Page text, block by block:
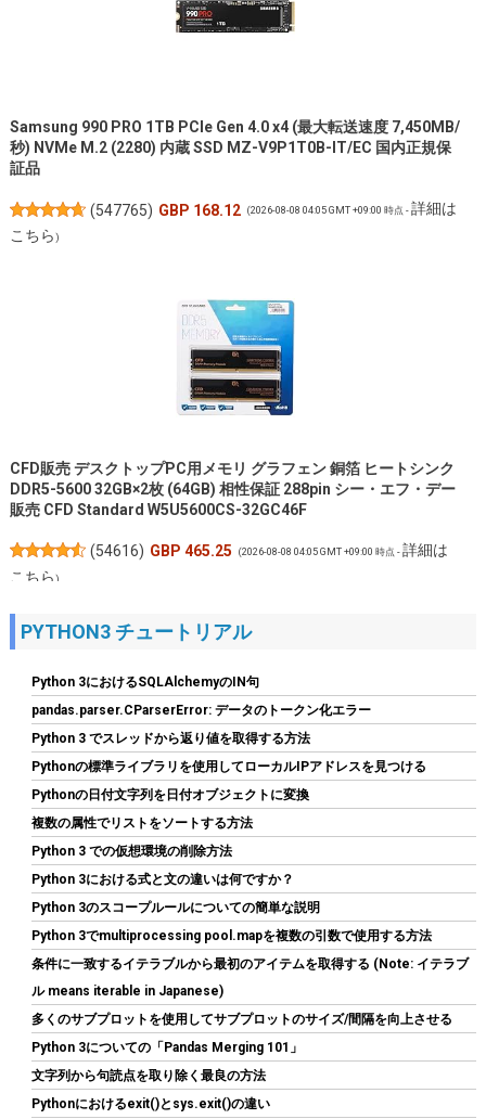
Samsung 990 PRO 1TB PCIe Gen 4.0 x4 (最大転送速度 7,450MB/
秒) NVMe M.2 (2280) 内蔵 SSD MZ-V9P1T0B-IT/EC 国内正規保
証品
(547765) GBP 168.12 (2026-08-08 04:05 GMT +09:00 時点 -詳細は
こちら)
CFD販売 デスクトップPC用メモリ グラフェン 銅箔 ヒートシンク
DDR5-5600 32GB×2枚 (64GB) 相性保証 288pin シー・エフ・デー
販売 CFD Standard W5U5600CS-32GC46F
(54616) GBP 465.25 (2026-08-08 04:05 GMT +09:00 時点 -詳細は
こちら)
MSI MAG B850 TOMAHAWK MAX WIFI AMD Ryzen
9000/8000/7000シリーズ(AM5)対応 ATXマザーボード MB6743
(545453) GBP 160.11 (2026-08-08 04:05 GMT +09:00 時点 - 詳細は
こちら
PYTHON3 チュートリアル
Python 3におけるSQLAlchemyのIN句
pandas.parser.CParserError: データのトークン化エラー
Python 3 でスレッドから返り値を取得する方法
Pythonの標準ライブラリを使用してローカルIPアドレスを見つける
Pythonの日付文字列を日付オブジェクトに変換
複数の属性でリストをソートする方法
Python 3 での仮想環境の削除方法
Python 3における式と文の違いは何ですか？
Python 3のスコープルールについての簡単な説明
Python 3でmultiprocessing pool.mapを複数の引数で使用する方法
条件に一致するイテラブルから最初のアイテムを取得する (Note: イテラブ
ル means iterable in Japanese)
多くのサブプロットを使用してサブプロットのサイズ/間隔を向上させる
Python 3についての「Pandas Merging 101」
文字列から句読点を取り除く最良の方法
Pythonにおけるexit()とsys.exit()の違い